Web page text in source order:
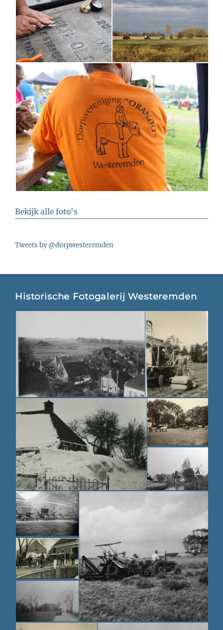
Bekijk alle foto's
Tweets by @dorpwesteremden
Historische Fotogalerij Westeremden